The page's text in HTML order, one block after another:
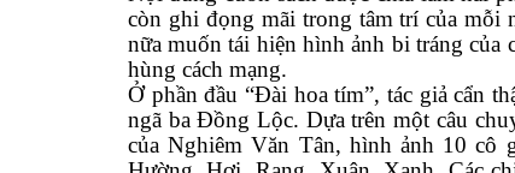
còn ghi đọng mãi trong tâm trí của mỗi
nữa muốn tái hiện hình ảnh bi tráng của
hùng cách mạng.
Ở phần đầu “Đài hoatím”, tác giả cẩn
ngã ba Đồng Lộc. Dựa trên một câu
của Nghiêm Văn Tân, hình ảnh 10 cô